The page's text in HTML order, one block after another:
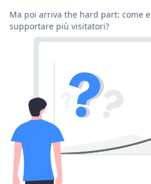
Ma poi arriva the hard part: come
supportare più visitatori?